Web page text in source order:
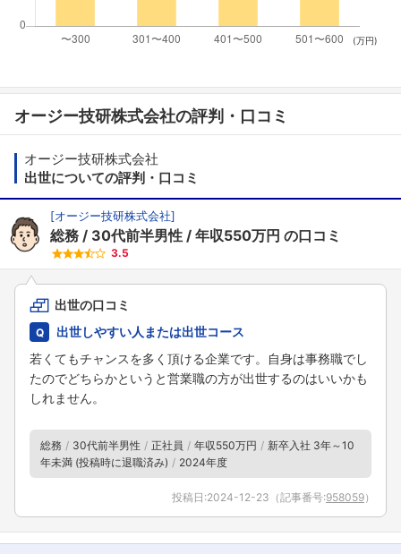
(万円)
オージー技研株式会社の評判・口コミ
オージー技研株式会社
出世についての評判・口コミ
[オージー技研株式会社]
総務 30代前半男性 年収550万円 の口コミ
3.5
出世の口コミ
出世しやすい人または出世コース
若くてもチャンスを多く頂ける企業です。自身は事務職でし
たのでどちらかというと営業職の方が出世するのはいいかも
しれません。
総務 30代前半男性 正社員 年収550万円
新卒入社 3年～10
年未満 (投稿時に退職済み)
2024年度
投稿日:2024-12-23 （記事番号:958059）